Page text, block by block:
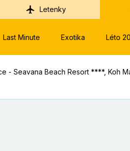
Letenky
Last Minute Exotika Léto
- Seavana Beach Resort ****, Koh